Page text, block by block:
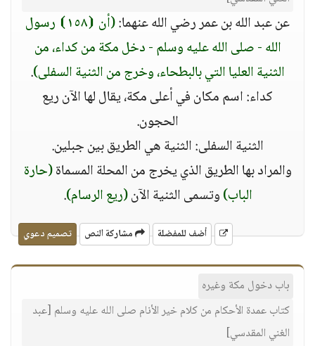
عن عبد الله بن عمر رضي الله عنهما:
(أن ⦗١٥٨⦘ رسول
الله - صلى الله عليه وسلم - دخل مكة من كداء، من
الثنية العليا التي بالبطحاء، وخرج من الثنية السفلى).
كداء: اسم مكان في أعلى مكة، يقال لها الآن ريع
الحجون.
الثنية السفلى: الثنية هي الطريق بين جبلين.
والمراد بها الطريق الذي يخرج من المحلة المسماة(حارة
الباب)وتسمى الثنية الآن(ريع الرسام).
أضف للمفضلة مشاركة النص تصميم دعوي
باب دخول مكة وغيره
كتاب عمدة الأحكام من كلام خير الأنام صلى الله عليه وسلم [عبد
الغني المقدسي]